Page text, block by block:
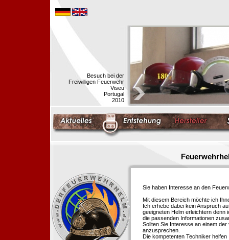
Besuch bei der
Freiwilligen Feuerwehr
Viseu
Portugal
2010
Sie haben Interesse an den
Mit diesem Bereich möchte ich
Ich erhebe dabei kein Anspruch
geeigneten Helm erleichtern
die passenden Informationen
Sollten Sie Interesse an einem
anzusprechen.
Die kompetenten Techniker